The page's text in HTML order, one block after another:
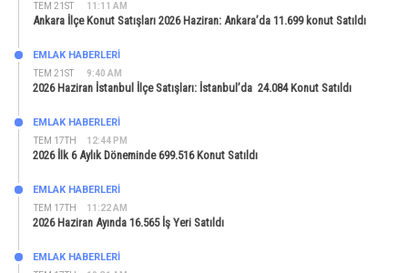
TEM 21ST 11:11 AM
Ankara İlçe Konut Satışları 2026 Haziran: Ankara’da 11.699 konut Satıldı
TEM 21ST 9:40 AM
EMLAK HABERLERI
2026 Haziran İstanbul İlçe Satışları: İstanbul’da 24.084 Konut Satıldı
TEM 17TH 12:44 PM
EMLAK HABERLERI
2026 İlk 6 Aylık Döneminde 699.516 Konut Satıldı
TEM 17TH 11:22 AM
EMLAK HABERLERI
2026 Haziran Ayında 16.565 İş Yeri Satıldı
EMLAK HABERLERI